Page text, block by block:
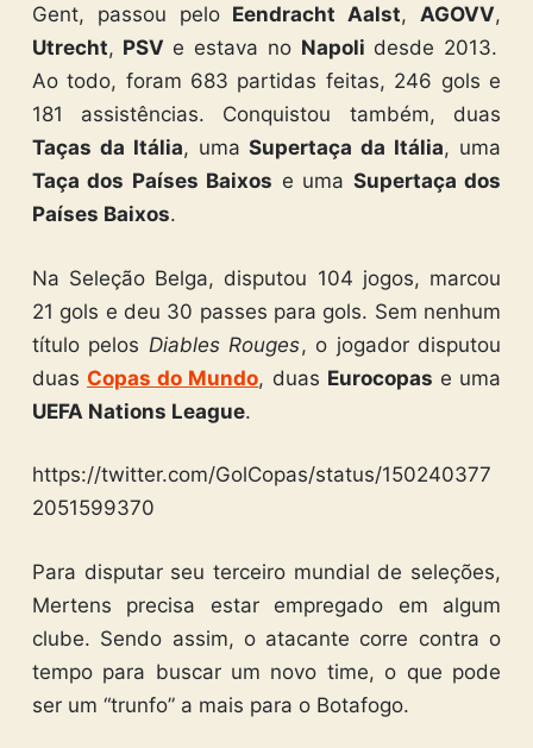
Gent, passou pelo Eendracht Aalst,AGOVV,
Utrecht, PSV e estava no Napoli desde 2013.
Ao todo, foram 683 partidas feitas, 246 gols e
181 assistências. Conquistou também, duas
Taças da Itália, umaSupertaça da Itália, uma
Taça dos Países Baixos e uma Supertaça dos
Países Baixos.
Na Seleção Belga, disputou 104 jogos, marcou
21 gols e deu 30 passes para gols. Sem nenhum
título pelos Diables Rouges, o jogador disputou
duas Copas do Mundo, duas Eurocopas e uma
UEFA Nations League.
https://twitter.com/GolCopas/status/150240377
2051599370
Para disputar seu terceiro mundial de seleções,
Mertens precisa estar empregado em algum
clube. Sendo assim, o atacante corre contra o
tempo para buscar um novo time, o que pode
ser um “trunfo” a mais para o Botafogo.